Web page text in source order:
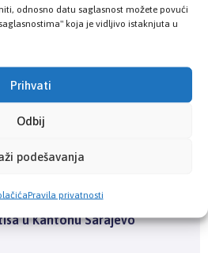
odnosno datu saglasnost možete povući
koja je vidljivo istaknjuta u
Prihvati
Odbij
podešavanja
Pravila privatnosti
i Zavod zdravstvenog
liste čekanja: Osigurano
pregleda u ugovornim
terapija za oboljele od
u Kantonu Sarajevo